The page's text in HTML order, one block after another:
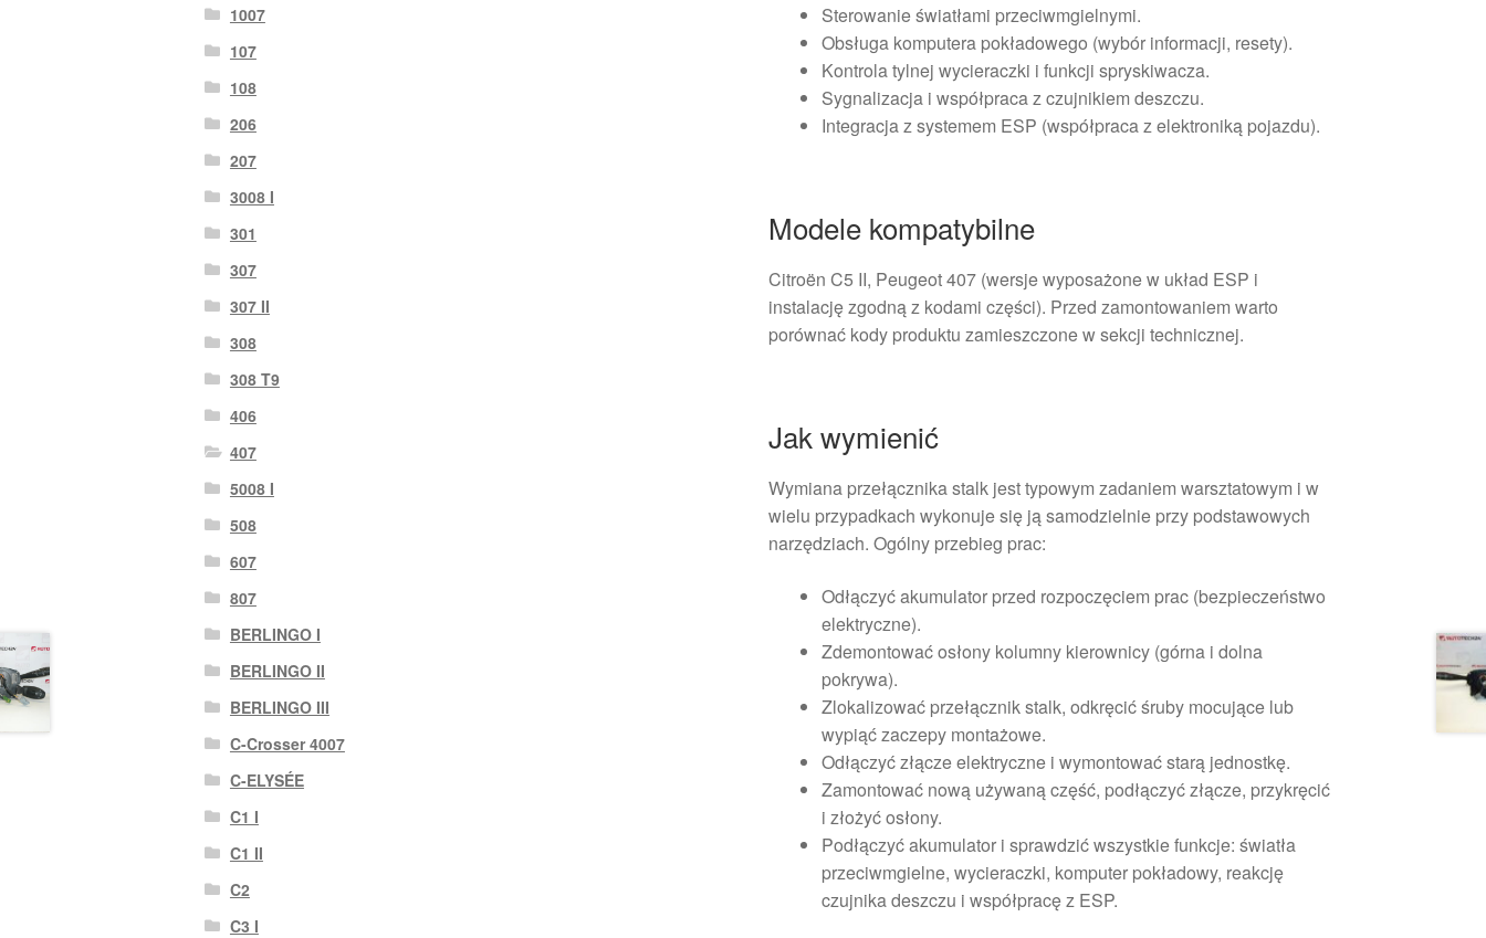
Sterowanie światłami przeciwmgielnymi.
Obsługa komputera pokładowego (wybór informacji, resety).
Kontrola tylnej wycieraczki i funkcji spryskiwacza.
Sygnalizacja i współpraca z czujnikiem deszczu.
Integracja z systemem ESP (współpraca z elektroniką pojazdu).
Modele kompatybilne
Citroën C5 II, Peugeot 407 (wersje wyposażone w układ ESP i
instalację zgodną z kodami części). Przed zamontowaniem warto
porównać kody produktu zamieszczone w sekcji technicznej.
Jak wymienić
Wymiana przełącznika stalk jest typowym zadaniem warsztatowym i w
wielu przypadkach wykonuje się ją samodzielnie przy podstawowych
narzędziach. Ogólny przebieg prac:
Odłączyć akumulator przed rozpoczęciem prac (bezpieczeństwo
elektryczne).
Zdemontować osłony kolumny kierownicy (górna i dolna
pokrywa).
Zlokalizować przełącznik stalk, odkręcić śruby mocujące lub
wypiąć zaczepy montażowe.
Odłączyć złącze elektryczne i wymontować starą jednostkę.
Zamontować nową używaną część, podłączyć złącze, przykręcić
i złożyć osłony.
Podłączyć akumulator i sprawdzić wszystkie funkcje: światła
przeciwmgielne, wycieraczki, komputer pokładowy, reakcję
czujnika deszczu i współpracę z ESP.
1007
107
108
206
207
3008 I
301
307
307 II
308
308 T9
406
407
5008 I
508
607
807
BERLINGO I
BERLINGO II
BERLINGO III
C-Crosser 4007
C-ELYSÉE
C1 I
C1 II
C2
C3 I